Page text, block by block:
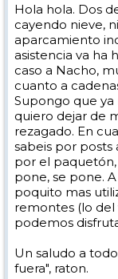
Hola hola. Dos
cayendo nieve,
aparcamiento
asistencia va ha
caso a Nacho,
cuanto a
Supongo que
quiero dejar de
rezagado. En
sabeis por
por el paquetón,
pone, se pone.
poquito mas
remontes (lo
podemos
Un saludo a
fuera", raton.